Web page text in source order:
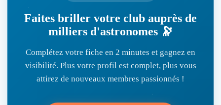
Faites briller votre club auprès de
milliers d'astronomes 🔭
Complétez votre fiche en 2 minutes et gagnez en
visibilité. Plus votre profil est complet, plus vous
attirez de nouveaux membres passionnés !